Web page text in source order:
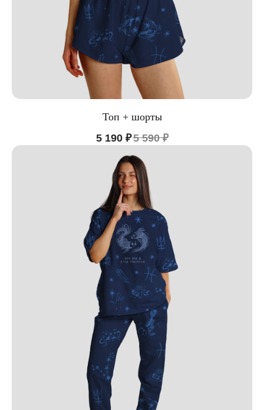
Топ + шорты
5 190 ₽5 590 ₽